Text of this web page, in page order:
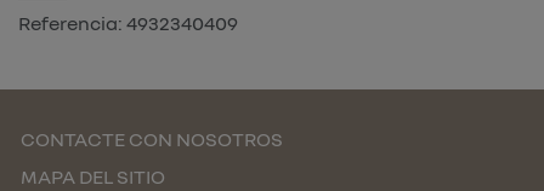
Referencia: 4932340409
CONTACTE CON NOSOTROS
MAPA DEL SITIO